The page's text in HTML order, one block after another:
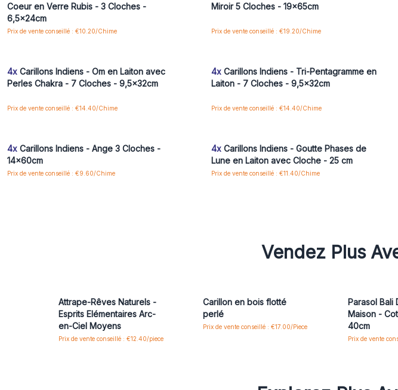
Coeur en Verre Rubis - 3 Cloches -
6,5x24cm
Prix de vente conseillé : €10.20/Chime
Miroir 5 Cloches - 19x65cm
Prix de vente conseillé : €19.20/Chime
4x Carillons Indiens - Om en Laiton avec
Perles Chakra - 7 Cloches - 9,5x32cm
Prix de vente conseillé : €14.40/Chime
4x Carillons Indiens - Tri-Pentagramme en
Laiton - 7 Cloches - 9,5x32cm
Prix de vente conseillé : €14.40/Chime
4x Carillons Indiens - Ange 3 Cloches -
14x60cm
Prix de vente conseillé : €9.60/Chime
4x Carillons Indiens - Goutte Phases de
Lune en Laiton avec Cloche - 25 cm
Prix de vente conseillé : €11.40/Chime
Vendez Plus
Attrape-Rêves Naturels -
Esprits Elémentaires Arc-
en-Ciel Moyens
Prix de vente conseillé : €12.40/piece
Carillon en bois flotté
perlé
Prix de vente conseillé : €17.00/Piece
Parasol Bali
Maison -
40cm